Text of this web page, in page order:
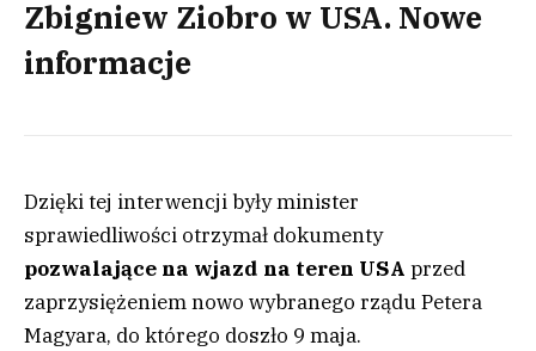
Zbigniew Ziobro w USA. Nowe
informacje
Dzięki tej interwencji były minister
sprawiedliwości otrzymał dokumenty
pozwalające na wjazd na teren USA przed
zaprzysiężeniem nowo wybranego rządu Petera
Magyara, do którego doszło 9 maja.